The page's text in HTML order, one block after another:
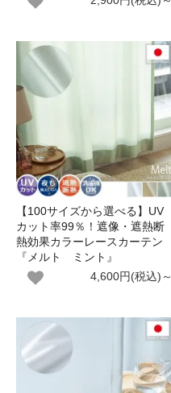
【100サイズから選べる】UV
カット率99％！遮像・遮熱断
熱効果カラーレースカーテン
『メルト ミント』
4,600円(税込)～